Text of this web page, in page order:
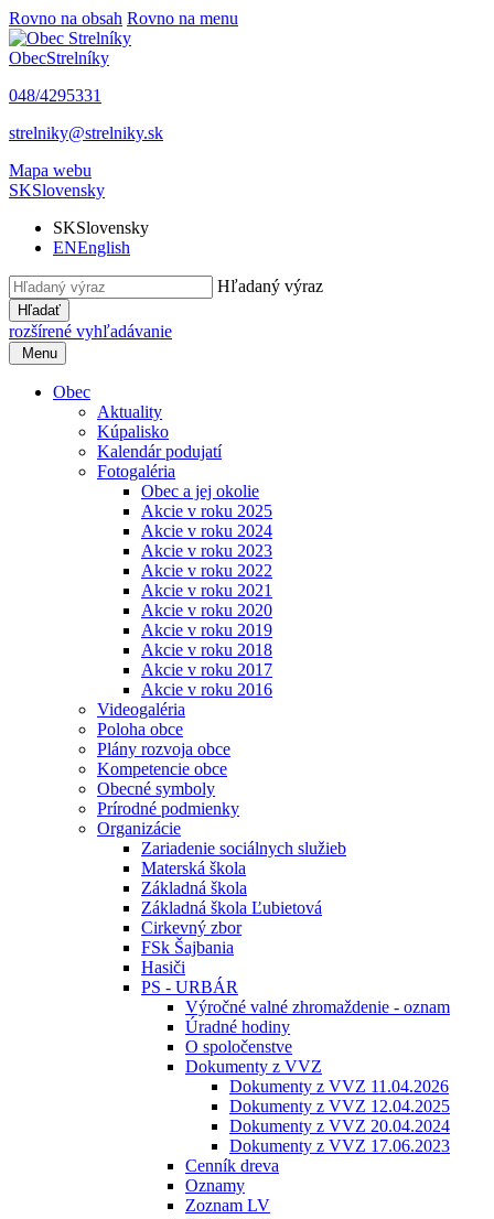
Rovno na obsah Rovno na menu
ObecStrelníky
048/4295331
strelniky@strelniky.sk
Mapa webu
SKSlovensky
SKSlovensky
ENEnglish
Hľadaný výraz
Hľadať
rozšírené vyhľadávanie
Menu
Obec
Aktuality
Kúpalisko
Kalendár podujatí
Fotogaléria
Obec a jej okolie
Akcie v roku 2025
Akcie v roku 2024
Akcie v roku 2023
Akcie v roku 2022
Akcie v roku 2021
Akcie v roku 2020
Akcie v roku 2019
Akcie v roku 2018
Akcie v roku 2017
Akcie v roku 2016
Videogaléria
Poloha obce
Plány rozvoja obce
Kompetencie obce
Obecné symboly
Prírodné podmienky
Organizácie
Zariadenie sociálnych služieb
Materská škola
Základná škola
Základná škola Ľubietová
Cirkevný zbor
FSk Šajbania
Hasiči
PS - URBÁR
Výročné valné zhromaždenie - oznam
Úradné hodiny
O spoločenstve
Dokumenty z VVZ
Dokumenty z VVZ 11.04.2026
Dokumenty z VVZ 12.04.2025
Dokumenty z VVZ 20.04.2024
Dokumenty z VVZ 17.06.2023
Cenník dreva
Oznamy
Zoznam LV